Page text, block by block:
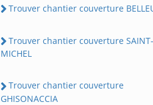
Trouver chantier couverture
Trouver chantier couverture SAINT-
MICHEL
Trouver chantier couverture
GHISONACCIA